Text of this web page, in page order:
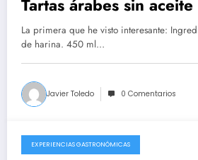
Tartas árabes sin aceite
La primera que he visto interesante:
de harina. 450 ml…
Javier Toledo 0 Comentarios
10/08/2020
EXPERIENCIAS GASTRONÓMICAS